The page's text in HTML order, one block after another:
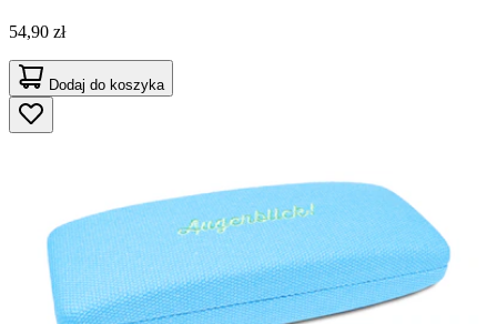
54,90 zł
Dodaj do koszyka